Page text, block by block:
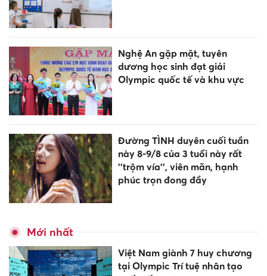
Nghệ An gặp mặt, tuyên
dương học sinh đạt giải
Olympic quốc tế và khu vực
Đường TÌNH duyên cuối tuần
này 8-9/8 của 3 tuổi này rất
''trộm vía'', viên mãn, hạnh
phúc trọn đong đầy
Mới nhất
Việt Nam giành 7 huy chương
tại Olympic Trí tuệ nhân tạo